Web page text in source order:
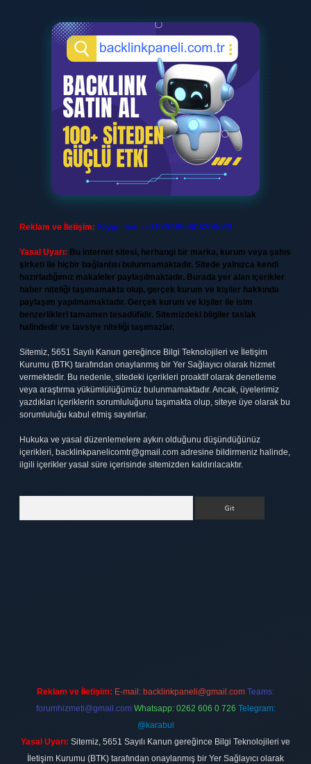
Reklam ve İletişim: Skype: live:.cid.575569c608265c69
Yasal Uyarı: Bu internet sitesi, herhangi bir marka, kurum veya şahıs
şirketi ile hiçbir bağlantısı bulunmamaktadır. Sitede yalnızca kendi
hazırladığımız makaleler paylaşılmaktadır. Burada yer alan içerikler
haber niteliği taşımamakta olup, gerçek kurum ve kişiler hakkında
paylaşım yapılmamaktadır. Gerçek kurum ve kişiler ile isim
benzerlikleri tamamen tesadüfidir. Sitemizdeki bilgiler taslak
halindedir ve tavsiye niteliği taşımazlar.
Sitemiz, 5651 Sayılı Kanun gereğince Bilgi Teknolojileri ve İletişim
Kurumu (BTK) tarafından onaylanmış bir Yer Sağlayıcı olarak hizmet
vermektedir. Bu nedenle, sitedeki içerikleri proaktif olarak denetleme
veya araştırma yükümlülüğümüz bulunmamaktadır. Ancak, üyelerimiz
yazdıkları içeriklerin sorumluluğunu taşımakta olup, siteye üye olarak bu
sorumluluğu kabul etmiş sayılırlar.
Hukuka ve yasal düzenlemelere aykırı olduğunu düşündüğünüz
içerikleri, backlinkpanelicomtr@gmail.com adresine bildirmeniz halinde,
ilgili içerikler yasal süre içerisinde sitemizden kaldırılacaktır.
Reklam ve İletişim: E-mail: backlinkpaneli@gmail.com Teams:
forumhizmeti@gmail.com Whatsapp: 0262 606 0 726 Telegram:
@karabul
Yasal Uyarı: Sitemiz, 5651 Sayılı Kanun gereğince Bilgi Teknolojileri ve
İletişim Kurumu (BTK) tarafından onaylanmış bir Yer Sağlayıcı olarak